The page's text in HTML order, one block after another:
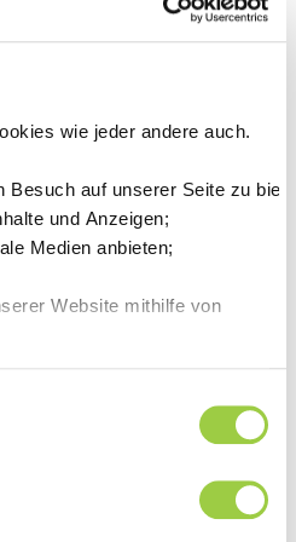
wie jeder andere auch.
Besuch auf unserer Seite zu
und Anzeigen;
Medien anbieten;
Website mithilfe von
Auswahl auch jederzeit auf
PROMOSOLV DE3